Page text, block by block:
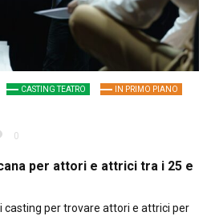
CASTING TEATRO
IN PRIMO PIANO
0
per attori e attrici tra i 25 e
casting per trovare attori e attrici per